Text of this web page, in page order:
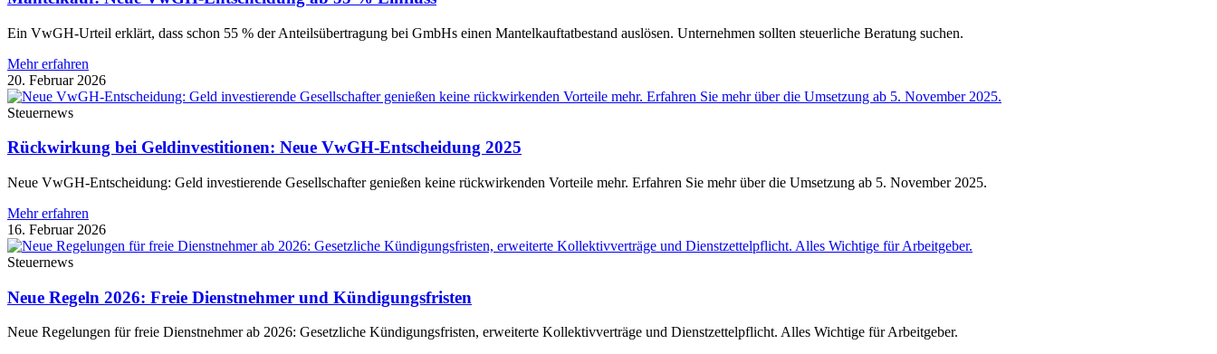
Ein VwGH-Urteil erklärt, dass schon 55 % der Anteilsübertragung bei GmbHs einen Mantelkauftatbestand auslösen. Unternehmen sollten steuerliche Beratung suchen.
Mehr erfahren
20. Februar 2026
Steuernews
Rückwirkung bei Geldinvestitionen: Neue VwGH-Entscheidung 2025
Neue VwGH-Entscheidung: Geld investierende Gesellschafter genießen keine rückwirkenden Vorteile mehr. Erfahren Sie mehr über die Umsetzung ab 5. November 2025.
Mehr erfahren
16. Februar 2026
Steuernews
Neue Regeln 2026: Freie Dienstnehmer und Kündigungsfristen
Neue Regelungen für freie Dienstnehmer ab 2026: Gesetzliche Kündigungsfristen, erweiterte Kollektivverträge und Dienstzettelpflicht. Alles Wichtige für Arbeitgeber.